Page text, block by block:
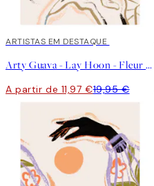
40%*
ARTISTAS EM DESTAQUE
Arty Guava - Lay Hoon - Fleur Poster
A partir de 11,97 €19,95 €